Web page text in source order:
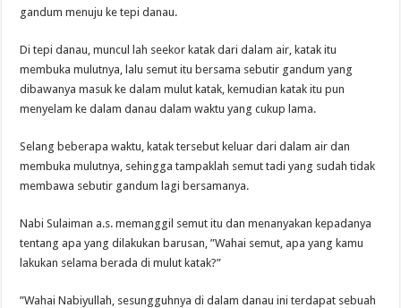
gandum menuju ke tepi danau.
Di tepi danau, muncul lah seekor katak dari dalam air, katak itu
membuka mulutnya, lalu semut itu bersama sebutir gandum yang
dibawanya masuk ke dalam mulut katak, kemudian katak itu pun
menyelam ke dalam danau dalam waktu yang cukup lama.
Selang beberapa waktu, katak tersebut keluar dari dalam air dan
membuka mulutnya, sehingga tampaklah semut tadi yang sudah tidak
membawa sebutir gandum lagi bersamanya.
Nabi Sulaiman a.s. memanggil semut itu dan menanyakan kepadanya
tentang apa yang dilakukan barusan, ”Wahai semut, apa yang kamu
lakukan selama berada di mulut katak?”
”Wahai Nabiyullah, sesungguhnya di dalam danau ini terdapat sebuah